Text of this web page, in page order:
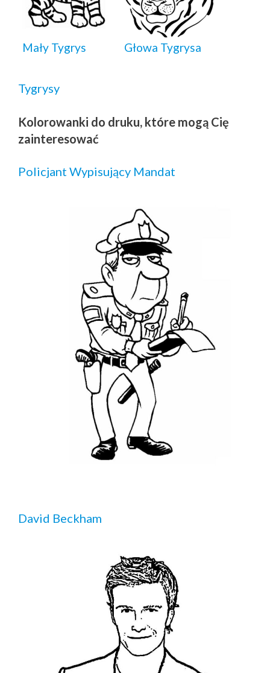
Mały Tygrys Głowa Tygrysa
Tygrysy
Kolorowanki do druku, które mogą Cię
zainteresować
Policjant Wypisujący Mandat
David Beckham